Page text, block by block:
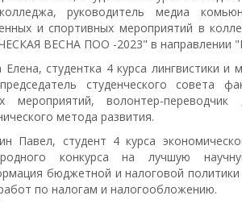
руководитель медиа
и спортивных мероприятий в
ВЕСНА ПОО -2023" в направлении
Елена, студентка 4 курса лингвистики
студенческого совета
мероприятий, волонтер-
метода развития.
Павел, студент 4 курса
конкурса на лучшую
бюджетной и налоговой политики
по налогам и налогообложению.